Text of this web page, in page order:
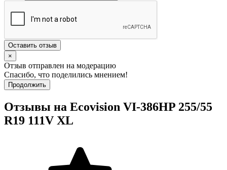
Оставить отзыв
×
Отзыв отправлен на модерацию
Спасибо, что поделились мнением!
Продолжить
Отзывы на Ecovision VI-386HP 255/55
R19 111V XL